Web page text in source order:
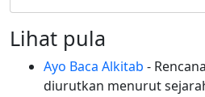
Lihat pula
Ayo Baca Alkitab -
diurutkan menurut